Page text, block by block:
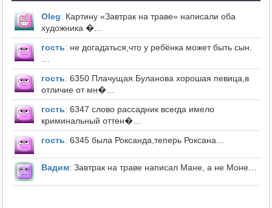
Оleg: Картину «Завтрак на траве» написали оба
художника �…
гость: не догадаться,что у ребёнка может быть сын.
гость: 6350 Плачущая.Буланова хорошая певица,в
отличие от мн�…
гость: 6347 слово рассадник всегда имело
криминальный оттен�…
гость: 6345 была Роксанда,теперь Роксана…
Вадим: Завтрак на траве написал Мане, а не Моне…